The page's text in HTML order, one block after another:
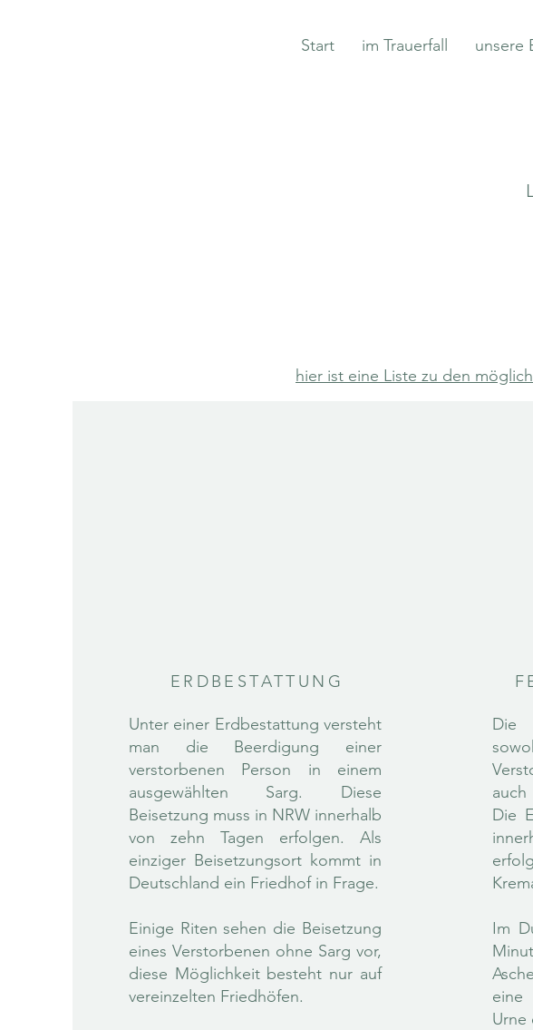
Start im Trauerfall unsere
hier ist eine Liste zu den
ERDBESTATTUNG
Unter einer Erdbestattung versteht
man die Beerdigung einer
verstorbenen Person in einem
ausgewählten Sarg. Diese
Beisetzung muss in NRW innerhalb
von zehn Tagen erfolgen. Als
einziger Beisetzungsort kommt in
Deutschland ein Friedhof in Frage.
Einige Riten sehen die Beisetzung
eines Verstorbenen ohne Sarg vor,
diese Möglichkeit besteht nur auf
vereinzelten Friedhöfen.
Die
Die
Im
eine
Urne